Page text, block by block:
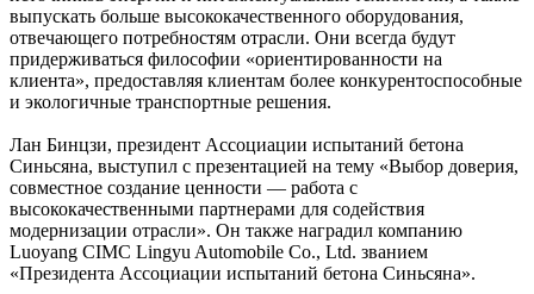
выпускать больше высококачественного оборудования,
отвечающего потребностям отрасли. Они всегда будут
придерживаться философии «ориентированности на
клиента», предоставляя клиентам более конкурентоспособные
и экологичные транспортные решения.
Лан Бинцзи, президент Ассоциации испытаний бетона
Синьсяна, выступил с презентацией на тему «Выбор доверия,
совместное создание ценности — работа с
высококачественными партнерами для содействия
модернизации отрасли». Он также наградил компанию
Luoyang CIMC Lingyu Automobile Co., Ltd. званием
«Президента Ассоциации испытаний бетона Синьсяна».